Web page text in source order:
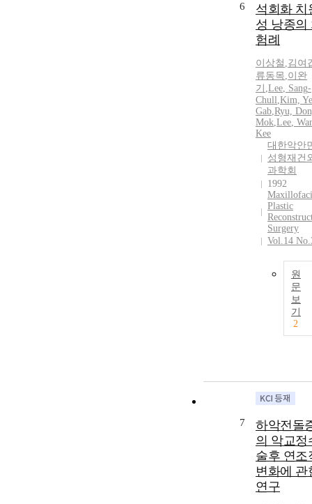
6
석회화 치
성 낭종의
험례
이상철 ,김여
류동목,이완
기 ,Lee, Sang-
Chull,Kim,
Gab,Ryu,
Mok,Lee,
Kee
대한악안
성형재건
과학회
1992
Plastic
Surgery
Vol.14
원
문
보
기
2
7
하악전돌
의 악교정
술후 연조
변화에 관
연구